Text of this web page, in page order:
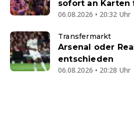
sofort an Karten
06.08.2026 • 20:32 Uhr
Transfermarkt
Arsenal oder
entschieden
06.08.2026 • 20:28 Uhr